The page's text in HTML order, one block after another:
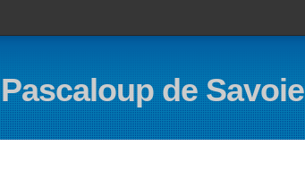
Pascaloup de Savoie